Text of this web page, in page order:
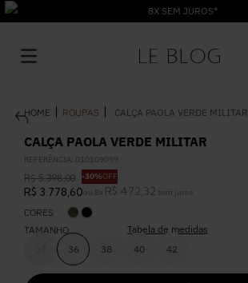
8X SEM JUROS*
ROUPAS CALÇA PAOLA VERDE MILITAR
CALÇA PAOLA VERDE MILITAR
REFERÊNCIA: 010109099
R$ 5.398,00 -30%OFF
R$ 3.778,60 ou 8 x R$ 472 32 sem juros
CORES
TAMANHO
36 38 40 42
Tabela de medidas
1º Vestido
2º Roupas